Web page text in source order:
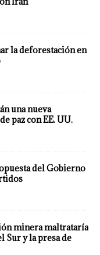
la deforestación en
una nueva
paz con EE. UU.
del Gobierno
minera maltrataría
Sur y la presa de